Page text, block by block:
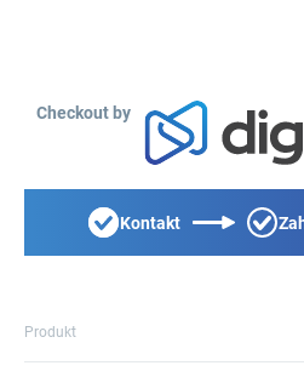
Checkout by
Kontakt
Produkt